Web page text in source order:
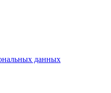
данных